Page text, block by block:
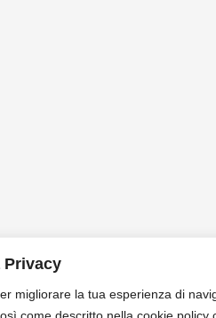
Privacy
migliorare la tua esperienza di
come descritto nella cookie policy